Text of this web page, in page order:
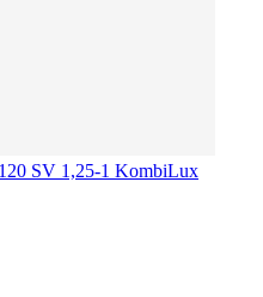
SV 1,25-1 KombiLux